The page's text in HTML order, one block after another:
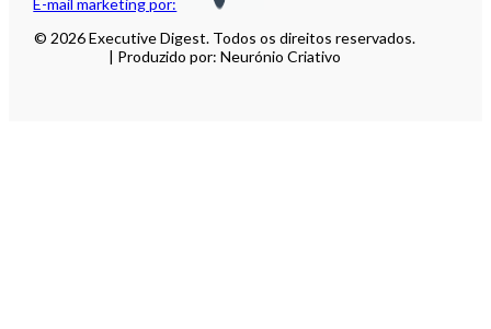
© 2026 Executive Digest. Todos os direitos reservados.
| Produzido por: Neurónio Criativo